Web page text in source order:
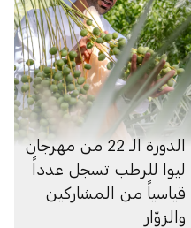
الدورة الـ 22 من مهرجان
ليوا للرطب تسجل عدداً
قياسياً من المشاركين
والزوّار